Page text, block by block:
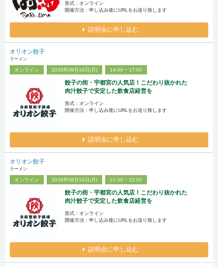
形式：オンライン
開催方法：申し込み後にURLをお送り致します
説明会に申し込む
オリオン餃子
ラーメン
オンライン 2026年08月10日(月) 14:00 ~ 17:00
餃子の街・宇都宮の人気店！こだわり抜かれた
肉汁餃子で安定した飲食店経営を
形式：オンライン
開催方法：申し込み後にURLをお送り致します
説明会に申し込む
オリオン餃子
ラーメン
オンライン 2026年08月10日(月) 21:00 ~ 22:00
餃子の街・宇都宮の人気店！こだわり抜かれた
肉汁餃子で安定した飲食店経営を
形式：オンライン
開催方法：申し込み後にURLをお送り致します
説明会に申し込む